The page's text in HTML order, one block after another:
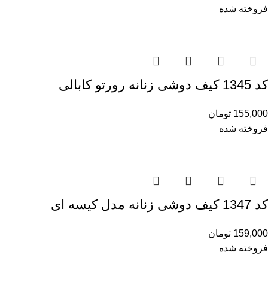
فروخته شده
کد 1345 کیف دوشی زنانه رورتو کابالی
155,000 تومان
فروخته شده
کد 1347 کیف دوشی زنانه مدل کیسه ای
159,000 تومان
فروخته شده